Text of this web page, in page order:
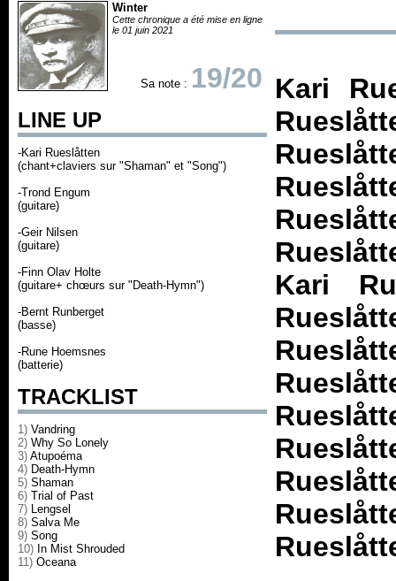
Winter
Cette chronique a été mise en ligne
le 01 juin 2021
Sa note : 19/20
LINE UP
-Kari Rueslåtten
(chant+claviers sur "Shaman" et "Song")
-Trond Engum
(guitare)
-Geir Nilsen
(guitare)
-Finn Olav Holte
(guitare+ chœurs sur "Death-Hymn")
-Bernt Runberget
(basse)
-Rune Hoemsnes
(batterie)
TRACKLIST
1) Vandring
2) Why So Lonely
3) Atupoéma
4) Death-Hymn
5) Shaman
6) Trial of Past
7) Lengsel
8) Salva Me
9) Song
10) In Mist Shrouded
11) Oceana
Kari
Kari